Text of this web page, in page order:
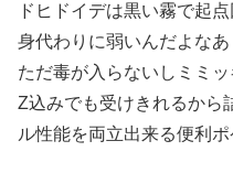
ドヒドイデは黒い霧で起
身代わりに弱いんだよなあ
ただ毒が入らないしミミ
Z込みでも受けきれるから
ル性能を両立出来る便利ポ